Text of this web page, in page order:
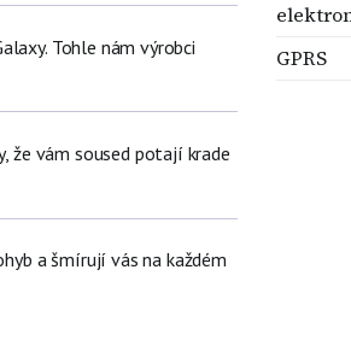
Tohle nám výrobci
že vám soused potají krade
a šmírují vás na každém
GPRS